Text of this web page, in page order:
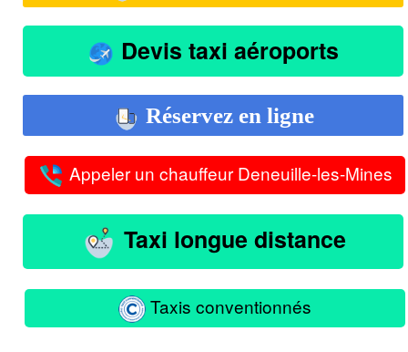
Devis taxi aéroports
Réservez en ligne
Appeler un chauffeur Deneuille-les-Mines
Taxi longue distance
Taxis conventionnés